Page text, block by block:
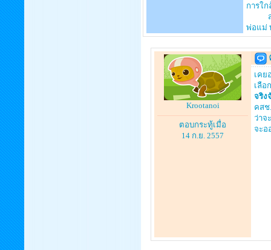
การใ
สมัย
พ่อแม่
Krootanoi
ตอบกระทู้เมื่อ
14 ก.ย. 2557
เคย
เลือ
จริง
คสช
ว่าจ
จะอ